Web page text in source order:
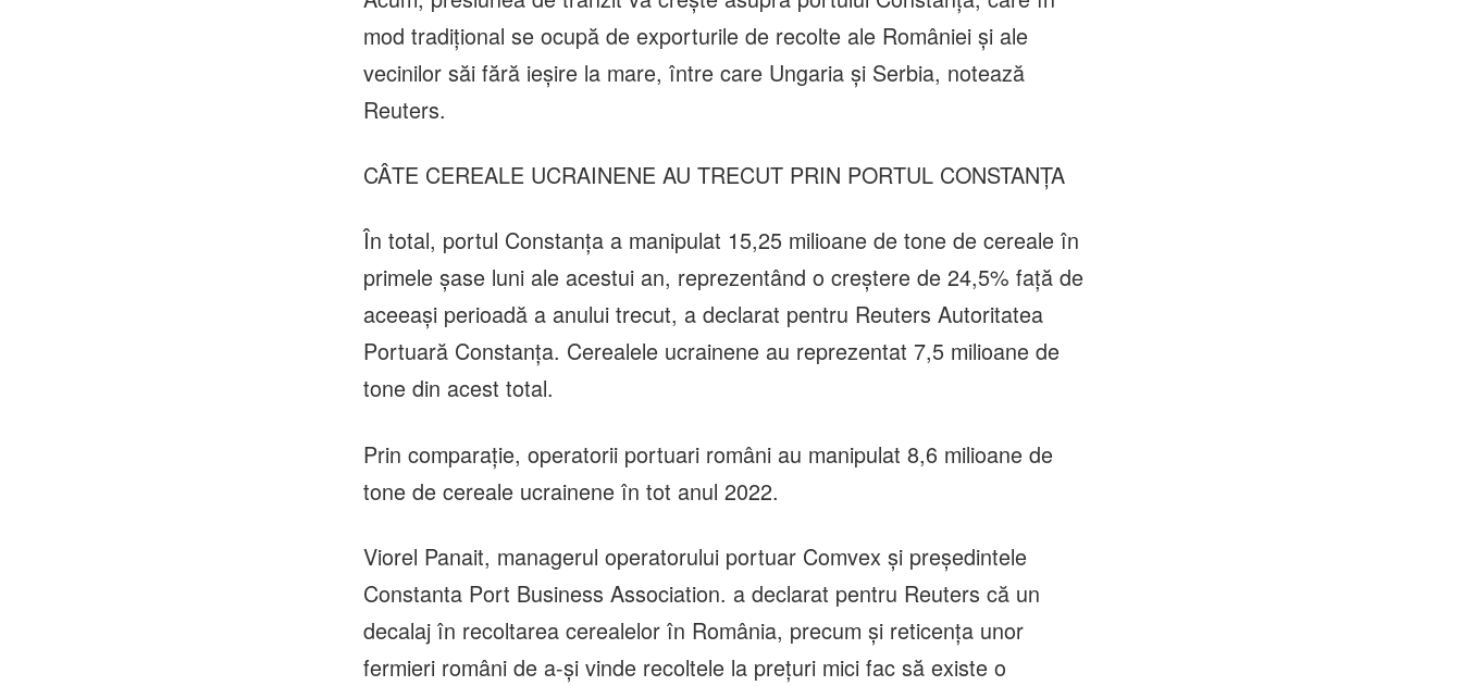
mod tradiţional se ocupă de exporturile de recolte ale României şi ale
vecinilor săi fără ieşire la mare, între care Ungaria şi Serbia, notează
Reuters.
CÂTE CEREALE UCRAINENE AU TRECUT PRIN PORTUL CONSTANŢA
În total, portul Constanţa a manipulat 15,25 milioane de tone de cereale în
primele şase luni ale acestui an, reprezentând o creştere de 24,5% faţă de
aceeaşi perioadă a anului trecut, a declarat pentru Reuters Autoritatea
Portuară Constanţa. Cerealele ucrainene au reprezentat 7,5 milioane de
tone din acest total.
Prin comparaţie, operatorii portuari români au manipulat 8,6 milioane de
tone de cereale ucrainene în tot anul 2022.
Viorel Panait, managerul operatorului portuar Comvex şi preşedintele
Constanta Port Business Association. a declarat pentru Reuters că un
decalaj în recoltarea cerealelor în România, precum şi reticenţa unor
fermieri români de a-şi vinde recoltele la preţuri mici fac să existe o